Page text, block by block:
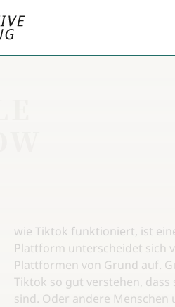
wie Tiktok funktioniert, ist
Plattform unterscheidet sich
Plattformen von Grund auf.
Tiktok so gut verstehen,
sind. Oder andere